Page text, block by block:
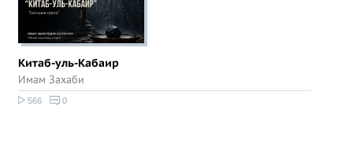
Китаб-уль-Кабаир
Имам Захаби
566 0